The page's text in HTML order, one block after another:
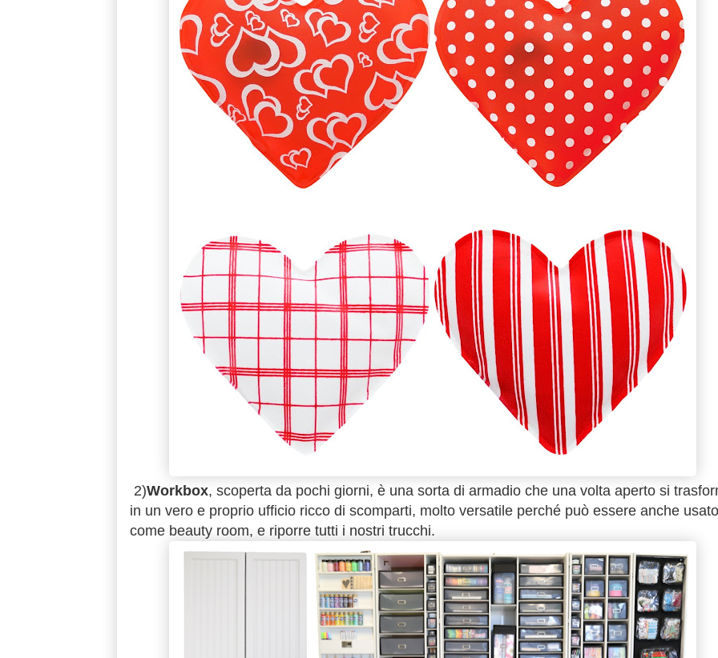
2)Workbox, scoperta da pochi giorni, è una sorta di armadio che una volta aperto si
in un vero e proprio ufficio ricco di scomparti, molto versatile perché può essere anche usato
come beauty room, e riporre tutti i nostri trucchi.